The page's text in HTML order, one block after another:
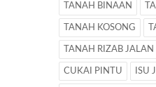
TANAH BINAAN
TANAH KOSONG
TANAH RIZAB JALAN
CUKAI PINTU ISU